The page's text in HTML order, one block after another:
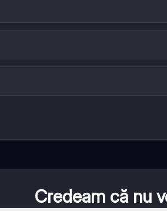
Credeam că nu